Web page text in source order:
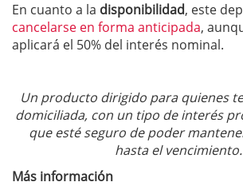
En cuanto a la disponibilidad, este
cancelarse en forma anticipada,
aplicará el 50% del interés nominal.
Un producto dirigido para quienes
domiciliada, con un tipo de interés
que esté seguro de poder
hasta el vencimiento.
Más información